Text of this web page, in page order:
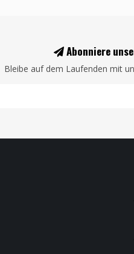
Abonniere
Bleibe auf dem Laufenden mit